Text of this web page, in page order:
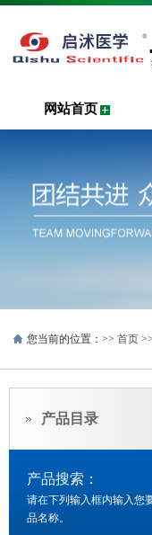
网站首页
您当前的位置：>> 首页 >>
产品目录
产品搜索：
请在下列输入框内输入您
品名称。